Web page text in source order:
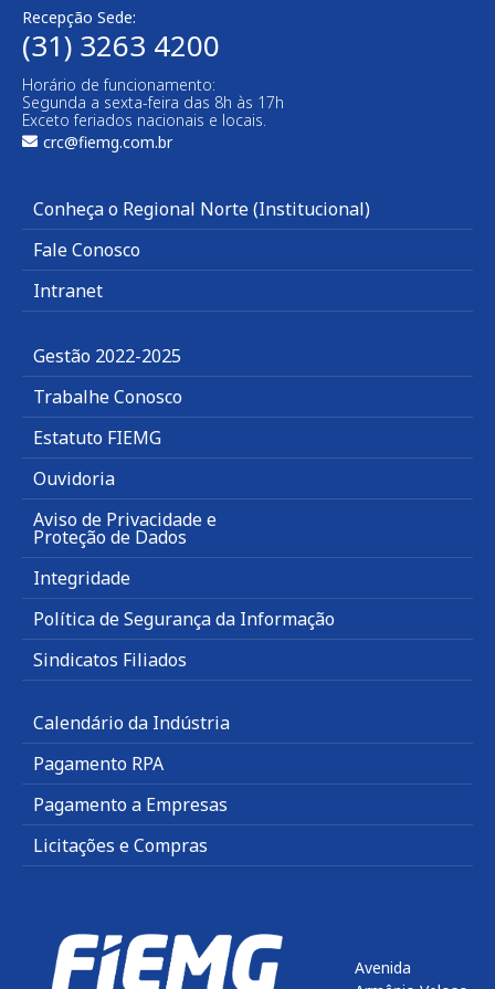
Recepção Sede:
(31) 3263 4200
Horário de funcionamento:
Segunda a sexta-feira das 8h às 17h
Exceto feriados nacionais e locais.
crc@fiemg.com.br
Conheça o Regional Norte (Institucional)
Fale Conosco
Intranet
Gestão 2022-2025
Trabalhe Conosco
Estatuto FIEMG
Ouvidoria
Aviso de Privacidade e
Proteção de Dados
Integridade
Política de Segurança da Informação
Sindicatos Filiados
Calendário da Indústria
Pagamento RPA
Pagamento a Empresas
Licitações e Compras
Avenida